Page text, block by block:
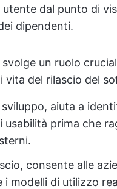
utente dal punto di
dipendenti.
un ruolo
vita del rilascio del
aiuta a
usabilità prima che
consente alle
i modelli di utilizzo